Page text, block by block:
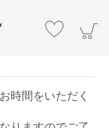
時間をいただく